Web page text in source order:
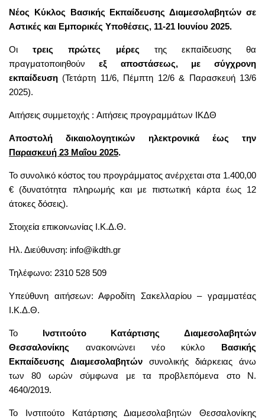
Νέος Κύκλος Βασικής Εκπαίδευσης Διαμεσολαβητών σε
Αστικές και Εμπορικές Υποθέσεις, 11-21 Ιουνίου 2025.
Οιτρεις πρώτες μέρες της εκπαίδευσης θα
πραγματοποιηθούν εξ αποστάσεως, με σύγχρονη
εκπαίδευση (Τετάρτη 11/6, Πέμπτη 12/6 & Παρασκευή 13/6
2025).
Αιτήσεις συμμετοχής : Αιτήσεις προγραμμάτων ΙΚΔΘ
Αποστολή δικαιολογητικών ηλεκτρονικά έως την
Παρασκευή 23 Μαΐου 2025.
Το συνολικό κόστος του προγράμματος ανέρχεται στα 1.400,00
€ (δυνατότητα πληρωμής και με πιστωτική κάρτα έως 12
άτοκες δόσεις).
Στοιχεία επικοινωνίας Ι.Κ.Δ.Θ.
Ηλ. Διεύθυνση: info@ikdth.gr
Τηλέφωνο: 2310 528 509
Υπεύθυνη αιτήσεων: Αφροδίτη Σακελλαρίου – γραμματέας
Ι.Κ.Δ.Θ.
Το Ινστιτούτο Κατάρτισης Διαμεσολαβητών
Θεσσαλονίκης ανακοινώνει νέο κύκλο Βασικής
Εκπαίδευσης Διαμεσολαβητών συνολικής διάρκειας άνω
των 80 ωρών σύμφωνα με τα προβλεπόμενα στο Ν.
4640/2019.
Το Ινστιτούτο Κατάρτισης Διαμεσολαβητών Θεσσαλονίκης